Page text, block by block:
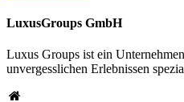
LuxusGroups GmbH
Luxus Groups ist ein
unvergesslichen Erlebnissen